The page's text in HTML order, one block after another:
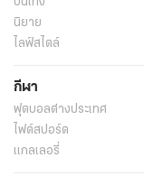
นิยาย
ไลฟ์สไตล์
กีฬา
ฟุตบอลต่่างประเทศ
ไฟต์สปอร์ต
แกลเลอรี่